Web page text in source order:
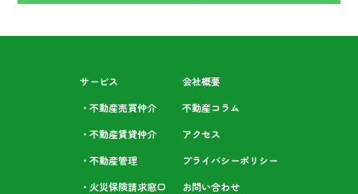
サービス
・不動産売買仲介
・不動産賃貸仲介
・不動産管理
・火災保険請求窓口
会社概要
不動産コラム
アクセス
プライバシーポリシー
お問い合わせ